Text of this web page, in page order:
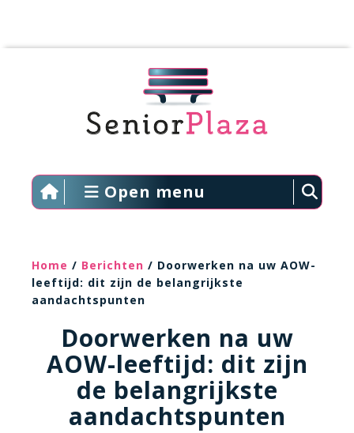
Open menu
Home / Berichten / Doorwerken na uw AOW-
leeftijd: dit zijn de belangrijkste
aandachtspunten
Doorwerken na uw
AOW-leeftijd: dit zijn
de belangrijkste
aandachtspunten